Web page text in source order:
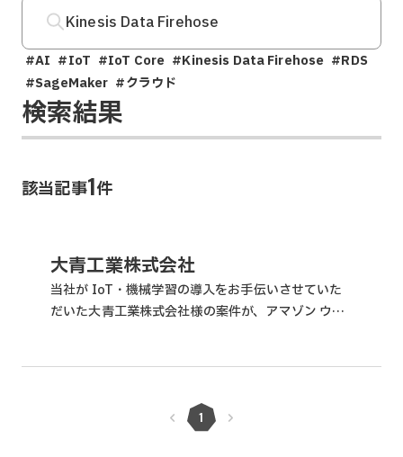
#AI #IoT #IoT Core #Kinesis Data Firehose #RDS
#SageMaker #クラウド
検索結果
該当記事1件
大青工業株式会社
当社が IoT・機械学習の導入をお手伝いさせていた
だいた大青工業株式会社様の案件が、アマゾン ウェ
1